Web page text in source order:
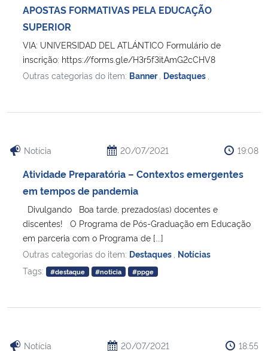
APOSTAS FORMATIVAS PELA EDUCAÇÃO
SUPERIOR
VIA: UNIVERSIDAD DEL ATLÁNTICO Formulário de
inscrição: https://forms.gle/H3r5f3itAmG2cCHV8
Outras categorias do item: Banner Destaques
Notícia 20/07/2021 19:08
Atividade Preparatória – Contextos emergentes
em tempos de pandemia
Divulgando Boa tarde, prezados(as) docentes e
discentes! O Programa de Pós-Graduação em Educação
em parceria com o Programa de [...]
Outras categorias do item: Destaques Notícias
Tags:
#destaque #noticia #ppge
Notícia 20/07/2021 18:55